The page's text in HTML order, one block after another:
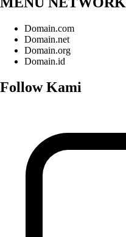
Domain.com
Domain.net
Domain.org
Domain.id
Follow Kami